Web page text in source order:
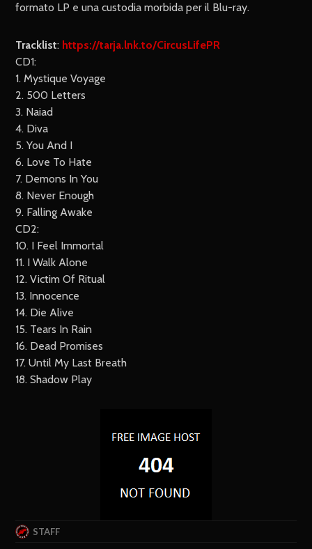
formato LP e una custodia morbida per il Blu-ray.
Tracklist: https://tarja.lnk.to/CircusLifePR
CD1:
1. Mystique Voyage
2. 500 Letters
3. Naiad
4. Diva
5. You And I
6. Love To Hate
7. Demons In You
8. Never Enough
9. Falling Awake
CD2:
10. I Feel Immortal
11. I Walk Alone
12. Victim Of Ritual
13. Innocence
14. Die Alive
15. Tears In Rain
16. Dead Promises
17. Until My Last Breath
18. Shadow Play
STAFF